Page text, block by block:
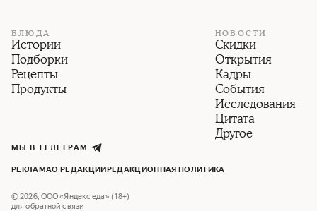
БЛЮДА
Истории
Подборки
Рецепты
Продукты
НОВОСТИ
Скидки
Открытия
Кадры
События
Исследования
Цитата
Другое
МЫ В ТЕЛЕГРАМ
РЕКЛАМАО РЕДАКЦИИ РЕДАКЦИОННАЯ ПОЛИТИКА
©2026, ООО «Яндекс еда» (18+)
для обратной связи